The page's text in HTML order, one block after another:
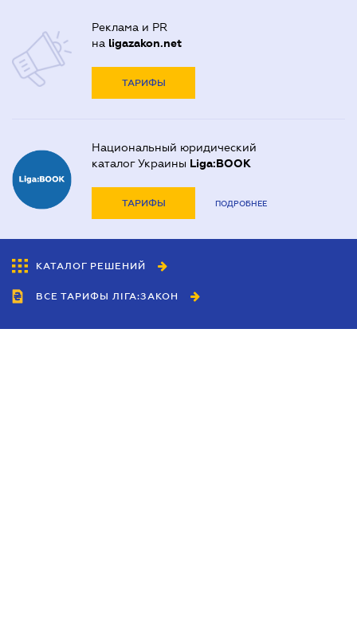
Реклама и PR
на ligazakon.net
ТАРИФЫ
Национальный юридический
каталог Украины Liga:BOOK
ТАРИФЫ ПОДРОБНЕЕ
КАТАЛОГ РЕШЕНИЙ
ВСЕ ТАРИФЫ ЛІГА:ЗАКОН